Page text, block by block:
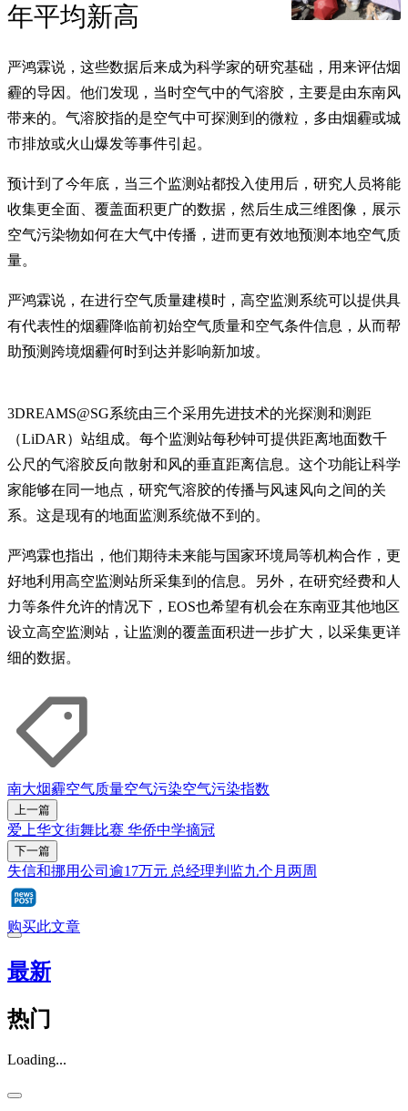
年平均新高
严鸿霖说，这些数据后来成为科学家的研究基础，用来评估烟
霾的导因。他们发现，当时空气中的气溶胶，主要是由东南风
带来的。气溶胶指的是空气中可探测到的微粒，多由烟霾或城
市排放或火山爆发等事件引起。
预计到了今年底，当三个监测站都投入使用后，研究人员将能
收集更全面、覆盖面积更广的数据，然后生成三维图像，展示
空气污染物如何在大气中传播，进而更有效地预测本地空气质
量。
严鸿霖说，在进行空气质量建模时，高空监测系统可以提供具
有代表性的烟霾降临前初始空气质量和空气条件信息，从而帮
助预测跨境烟霾何时到达并影响新加坡。
3DREAMS@SG系统由三个采用先进技术的光探测和测距
（LiDAR）站组成。每个监测站每秒钟可提供距离地面数千
公尺的气溶胶反向散射和风的垂直距离信息。这个功能让科学
家能够在同一地点，研究气溶胶的传播与风速风向之间的关
系。这是现有的地面监测系统做不到的。
严鸿霖也指出，他们期待未来能与国家环境局等机构合作，更
好地利用高空监测站所采集到的信息。另外，在研究经费和人
力等条件允许的情况下，EOS也希望有机会在东南亚其他地区
设立高空监测站，让监测的覆盖面积进一步扩大，以采集更详
细的数据。
南大烟霾空气质量空气污染空气污染指数
上一篇
爱上华文街舞比赛 华侨中学摘冠
下一篇
失信和挪用公司逾17万元 总经理判监九个月两周
购买此文章
最新
热门
Loading...